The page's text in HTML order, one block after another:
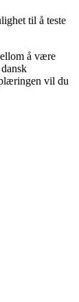
til å teste
å være
vil du